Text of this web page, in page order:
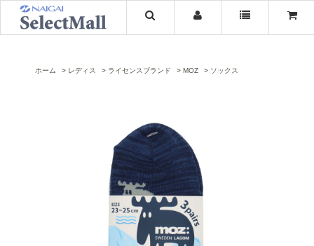
ホーム レディス ライセンスブランド MOZ ソックス